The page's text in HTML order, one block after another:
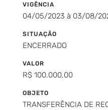
VIGÊNCIA
04/05/2023 à 03/08/
SITUAÇÃO
ENCERRADO
VALOR
R$ 100.000,00
OBJETO
TRANSFERÊNCIA DE